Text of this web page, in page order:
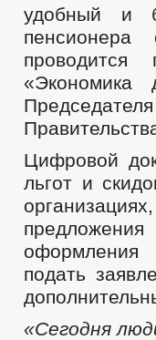
удобный и
пенсионера
проводится
«Экономика
Цифровой
льгот и
оформления
подать
«Сегодня